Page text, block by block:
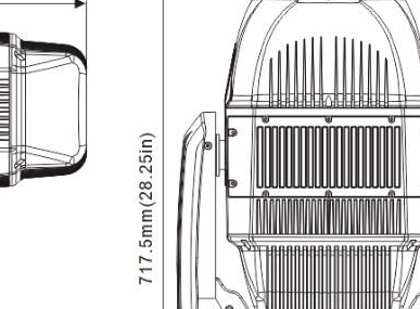
时间
34个国际标准通道
能
50/60Hz